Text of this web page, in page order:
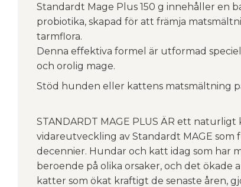
Standardt Mage Plus 150 g innehåller en
probiotika, skapad för att främja
tarmflora.
Denna effektiva formel är utformad
och orolig mage.
Stöd hunden eller kattens matsmältning
STANDARDT MAGE PLUS ÄR ett
vidareutveckling av Standardt MAGE som
decennier. Hundar och katt idag som har
beroende på olika orsaker, och det ökade
katter som ökat kraftigt de senaste åren,